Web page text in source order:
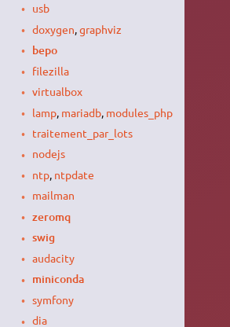
usb
doxygen graphviz
bepo
filezilla
virtualbox
lamp, mariadb, modules_php
traitement_par_lots
nodejs
ntp, ntpdate
mailman
zeromq
swig
audacity
miniconda
symfony
dia